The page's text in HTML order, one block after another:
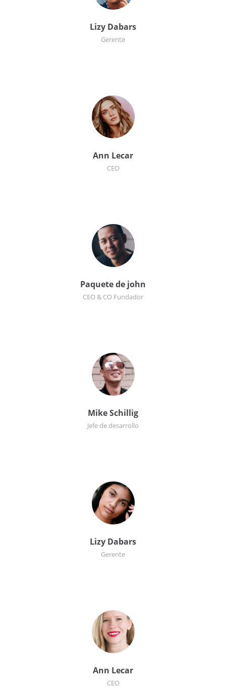
Lizy Dabars
Gerente
Ann Lecar
CEO
Paquete de john
CEO & CO Fundador
Mike Schillig
Jefe de desarrollo
Lizy Dabars
Gerente
Ann Lecar
CEO